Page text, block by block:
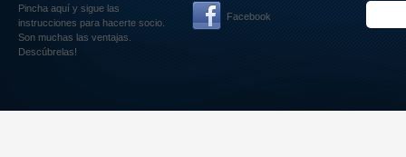
Pincha aquí y sigue las
instrucciones para hacerte socio.
Son muchas las ventajas.
Descúbrelas!
Facebook